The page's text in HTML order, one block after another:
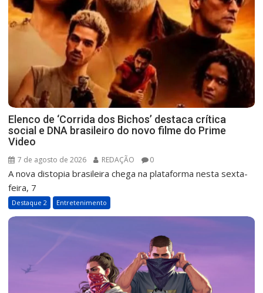
Elenco de ‘Corrida dos Bichos’ destaca crítica
social e DNA brasileiro do novo filme do Prime
Video
7 de agosto de 2026 REDAÇÃO 0
A nova distopia brasileira chega na plataforma nesta sexta-
feira, 7
Destaque 2 Entretenimento